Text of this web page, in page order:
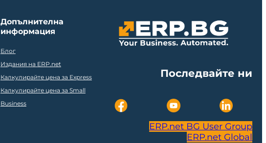
Допълнителна
информация
Блог
Издания на ERP.net
Калкулирайте цена за Express
Калкулирайте цена за Small
Business
Последвайте ни
ERP.net BG User Group
ERP.net Global